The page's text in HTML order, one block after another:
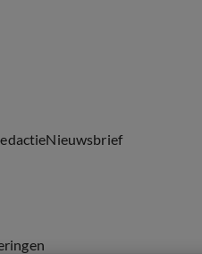
Nieuwsbrief